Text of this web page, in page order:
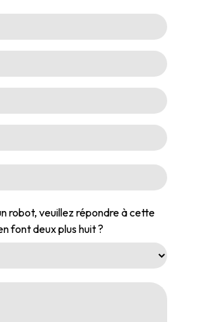
robot, veuillez répondre à cette
font deux plus huit ?